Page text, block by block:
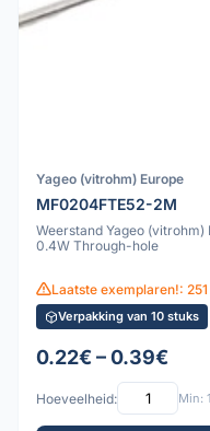
Yageo (vitrohm) Europe
MF0204FTE52-2M
Weerstand Yageo
0.4W Through-hole
Laatste exemplaren!: 251
Verpakking van 10 stuks
0.22€ – 0.39€
Hoeveelheid: Min: 1